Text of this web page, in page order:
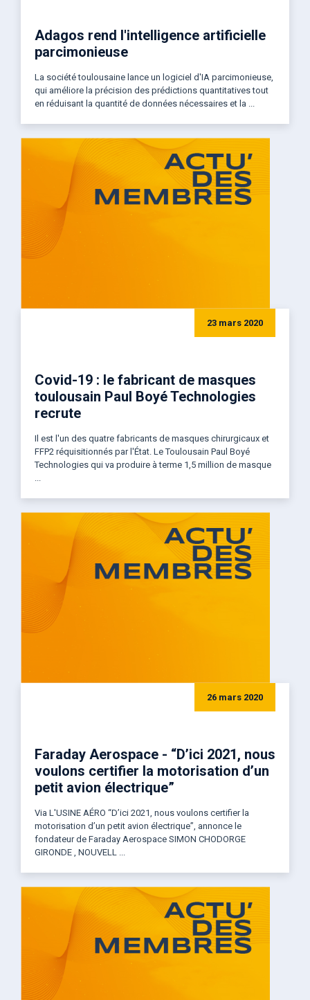
Adagos rend l'intelligence artificielle
parcimonieuse
La société toulousaine lance un logiciel d'IA parcimonieuse,
qui améliore la précision des prédictions quantitatives tout
en réduisant la quantité de données nécessaires et la ...
23 mars 2020
Covid-19 : le fabricant de masques
toulousain Paul Boyé Technologies
recrute
Il est l'un des quatre fabricants de masques chirurgicaux et
FFP2 réquisitionnés par l'État. Le Toulousain Paul Boyé
Technologies qui va produire à terme 1,5 million de masque
26 mars 2020
Faraday Aerospace - “D’ici 2021, nous
voulons certifier la motorisation d’un
petit avion électrique”
Via L'USINE AÉRO “D’ici 2021, nous voulons certifier la
motorisation d’un petit avion électrique”, annonce le
fondateur de Faraday Aerospace SIMON CHODORGE
GIRONDE , NOUVELL ...